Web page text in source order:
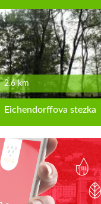
2.6 km
Eichendorffova stezka